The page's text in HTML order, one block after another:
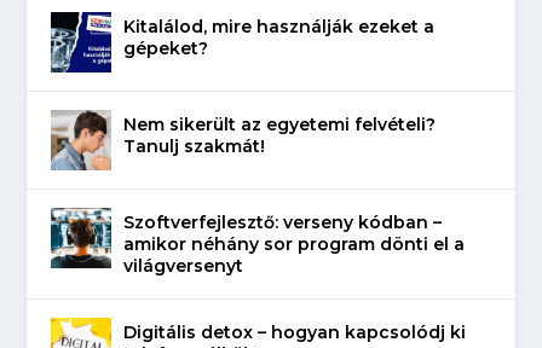
Kitalálod, mire használják ezeket a
gépeket?
Nem sikerült az egyetemi felvételi?
Tanulj szakmát!
Szoftverfejlesztő: verseny kódban –
amikor néhány sor program dönti el a
világversenyt
Digitális detox – hogyan kapcsolódj ki